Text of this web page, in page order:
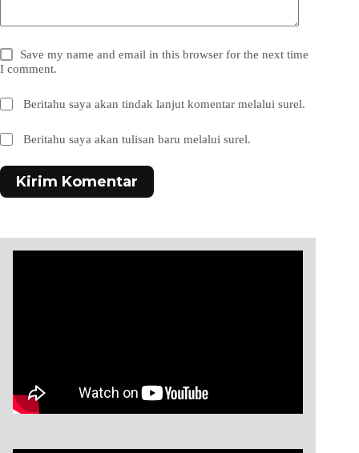
Save my name and email in this browser for the next time
I comment.
Beritahu saya akan tindak lanjut komentar melalui surel.
Beritahu saya akan tulisan baru melalui surel.
Kirim Komentar